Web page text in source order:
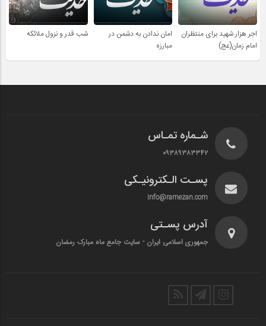
اجر هزار شهید برای منتظران
امام زمان(عج)
امان ندادن به دشمن در
مبارزه
شب قدر و نزول ملائکه
شـماره تمـاس
۰۹۳۸۹۳۸۳۳۴۲
پسـت الـکترونیـکی
info@ramezan.com
آدرس پسـتی
جمهوری اسلامی ایران - سایت جامع ماه مبارک رمضان